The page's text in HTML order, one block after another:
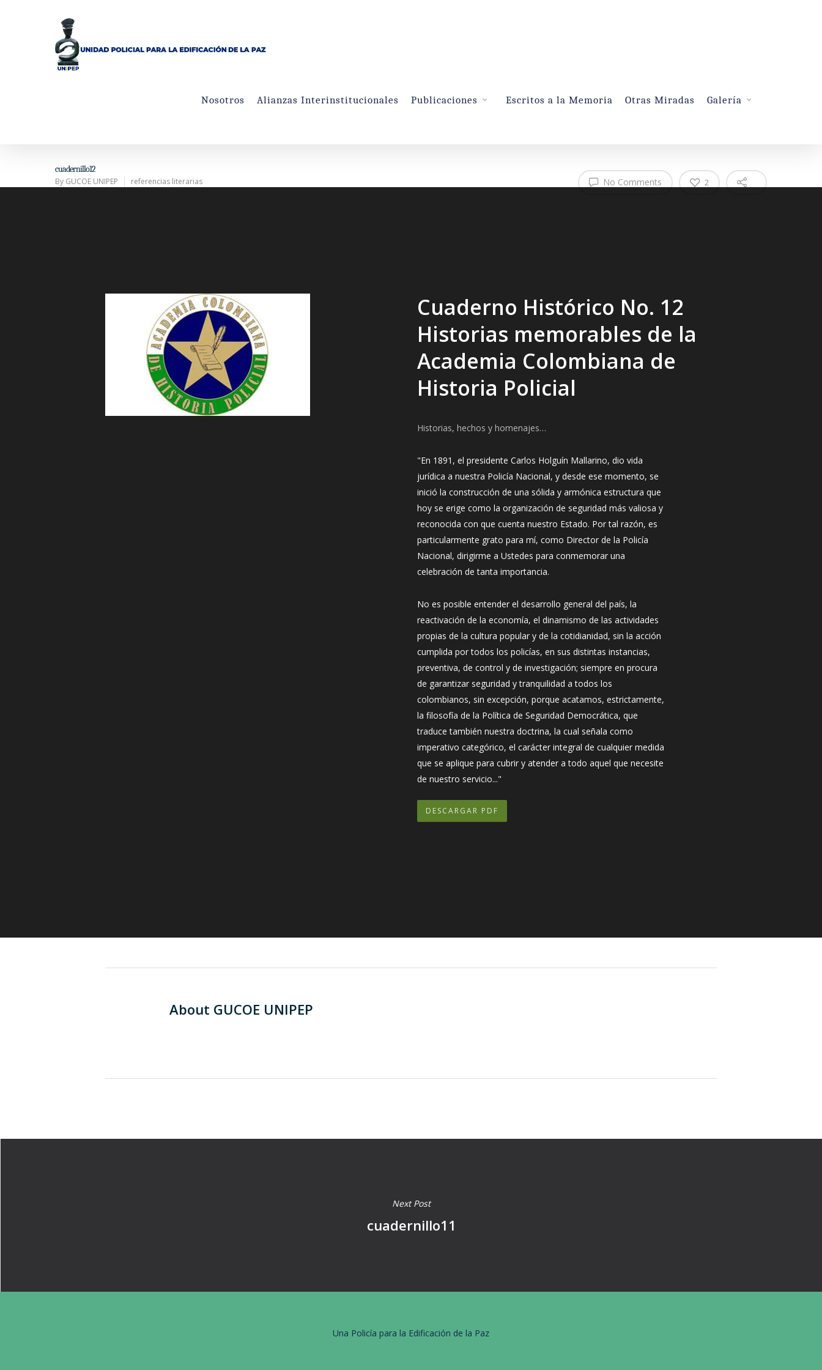
Nosotros Alianzas Interinstitucionales Publicaciones Escritos a la Memoria Otras Miradas Galería
cuadernillo12
By GUCOE UNIPEP referencias literarias No Comments 2
Cuaderno Histórico No. 12
Historias memorables de la
Academia Colombiana de
Historia Policial
Historias, hechos y homenajes…
"En 1891, el presidente Carlos Holguín Mallarino, dio vida
jurídica a nuestra Policía Nacional, y desde ese momento, se
inició la construcción de una sólida y armónica estructura que
hoy se erige como la organización de seguridad más valiosa y
reconocida con que cuenta nuestro Estado. Por tal razón, es
particularmente grato para mí, como Director de la Policía
Nacional, dirigirme a Ustedes para conmemorar una
celebración de tanta importancia.
No es posible entender el desarrollo general del país, la
reactivación de la economía, el dinamismo de las actividades
propias de la cultura popular y de la cotidianidad, sin la acción
cumplida por todos los policías, en sus distintas instancias,
preventiva, de control y de investigación; siempre en procura
de garantizar seguridad y tranquilidad a todos los
colombianos, sin excepción, porque acatamos, estrictamente,
la filosofía de la Política de Seguridad Democrática, que
traduce también nuestra doctrina, la cual señala como
imperativo categórico, el carácter integral de cualquier medida
que se aplique para cubrir y atender a todo aquel que necesite
de nuestro servicio..."
DESCARGAR PDF
About GUCOE UNIPEP
Next Post
cuadernillo11
Una Policía para la Edificación de la Paz